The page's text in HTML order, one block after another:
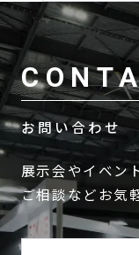
お問い合わせ
展示会やイベン
ご相談などお気